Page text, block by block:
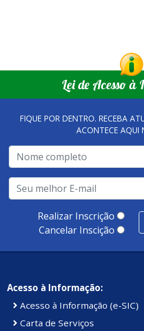
Lei de Acesso
FIQUE POR DENTRO. RECEBA
ACONTECE AQUI
Realizar Inscrição
Cancelar Inscição
Acesso à Informação:
Acesso à Informação (e-SIC)
Carta de Serviços